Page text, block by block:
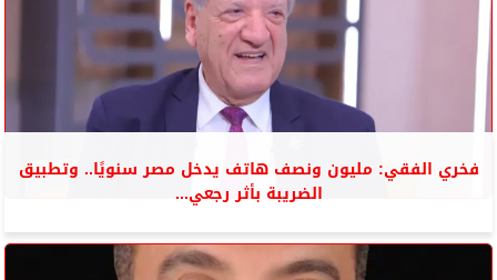
فخري الفقي: مليون ونصف هاتف يدخل مصر سنويًا.. وتطبيق
الضريبة بأثر رجعي...